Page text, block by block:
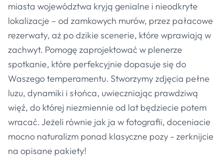
miasta województwa kryją genialne i nieodkryte
lokalizacje – od zamkowych murów, przez pałacowe
rezerwaty, aż po dzikie scenerie, które wprawiają w
zachwyt. Pomogę zaprojektować w plenerze
spotkanie, które perfekcyjnie dopasuje się do
Waszego temperamentu. Stworzymy zdjęcia pełne
luzu, dynamiki i słońca, uwieczniając prawdziwą
więź, do której niezmiennie od lat będziecie potem
wracać. Jeżeli równie jak ja w fotografii, doceniacie
mocno naturalizm ponad klasyczne pozy - zerknijcie
na opisane pakiety!